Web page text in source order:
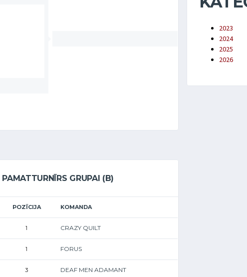
PAMATTURNĪRS GRUPAI (B)
POZĪCIJA KOMANDA
1 CRAZY QUILT
1 FORUS
3 DEAF MEN ADAMANT
2023
2024
2025
2026